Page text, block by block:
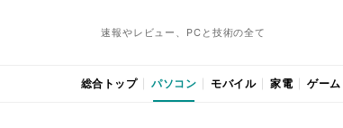
速報やレビュー、PCと技術の全て
総合トップ パソコン モバイル 家電 ゲーム